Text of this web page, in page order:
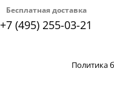
Бесплатная доставка
+7 (495) 255-03-21
Политика